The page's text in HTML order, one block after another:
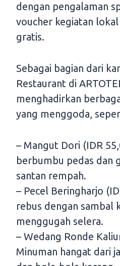
dengan pengalaman
voucher kegiatan
gratis.
Sebagai bagian dari
Restaurant di
menghadirkan
yang menggoda,
– Mangut Dori (IDR
berbumbu pedas dan
santan rempah.
– Pecel Beringharjo
rebus dengan sambal
menggugah selera.
– Wedang Ronde
Minuman hangat dari